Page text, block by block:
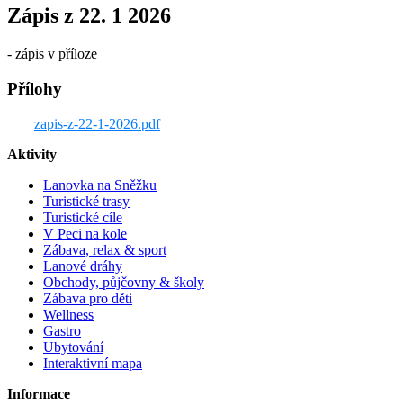
Zápis z 22. 1 2026
- zápis v příloze
Přílohy
zapis-z-22-1-2026.pdf
Aktivity
Lanovka na Sněžku
Turistické trasy
Turistické cíle
V Peci na kole
Zábava, relax & sport
Lanové dráhy
Obchody, půjčovny & školy
Zábava pro děti
Wellness
Gastro
Ubytování
Interaktivní mapa
Informace